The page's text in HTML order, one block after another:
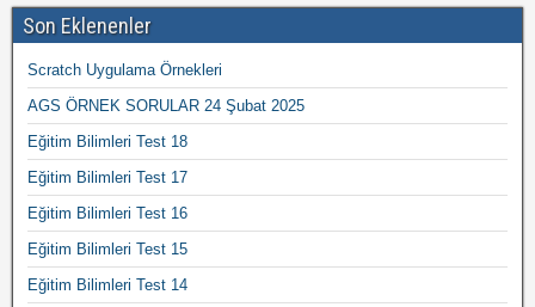
Son Eklenenler
Scratch Uygulama Örnekleri
AGS ÖRNEK SORULAR 24 Şubat 2025
Eğitim Bilimleri Test 18
Eğitim Bilimleri Test 17
Eğitim Bilimleri Test 16
Eğitim Bilimleri Test 15
Eğitim Bilimleri Test 14